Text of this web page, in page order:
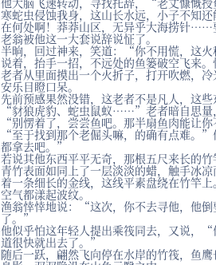
寒蛇虫侵蚀我身，这山长水远，小子不知
在何处啊！莽莽山区，无异乎大海捞针
老翁被他这一大套说辞说怔了。
半晌，回过神来，笑道：“你不用慌，这火
说着，抬手一招，不远处的鱼篓破空飞来
老者从里面摸出一个火折子，打开吹燃，
安乐目瞪口呆。
先前预感果然没错，这老者不是凡人，这些
“豺狼虎豹、蛇虫鼠蚁……”老者暗自思量
“别愣着了，尝尝鱼吧。那半扇鱼肉能让你
“至于找到那个老倔头嘛，的确有点难。
都拿去吧。”
若说其他东西平平无奇，那根五尺来长的竹
青竹表面如同上了一层淡淡的蜡，触手冰
着一条细长的金线，这线平素盘绕在竹竿
空气都漾起波纹。
渔翁悻悻地说：“这次，你不去寻他，他
了。”
他似乎怕这年轻人提出乘筏同去，又说，
道很快就出去了。”
随后一跃，翩然飞向停在水岸的竹筏，鱼